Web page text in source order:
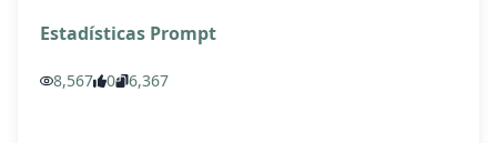
Estadísticas Prompt
8,567 0 6,367